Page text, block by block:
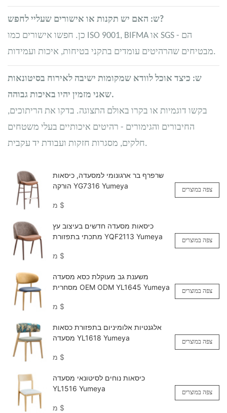
ש: האם יש תקנות או אישורים שעליי לחפש?
כן. חפשו אישורים כמו ISO 9001, BIFMA או SGS - הם
מבטיחים שהרהיטים עומדים בתקני בטיחות, איכות ועמידות.
ש: כיצד אוכל לוודא שמקומות ישיבה לאירוח בסיטונאות
שאני מזמין יהיו באיכות גבוהה.
בקשו דוגמיות או בקרו באולם התצוגה. בדקו את הריתוכים,
החיבורים והגימורים - רהיטים איכותיים בעלי משטחים
חלקים, מסגרות חזקות ועבודת יד עקבית.
שרפרף בר ארגונומי למסעדה, כיסאות
הורקה YG7316 Yumeya
$
צפה במוצרים
כיסאות מסעדה חדשים בעיצוב עץ
מתכתי בתפזורת YQF2113 Yumeya
$
צפה במוצרים
משענת גב מעוקלת כסא מסעדה
מסחרית OEM ODM YL1645 Yumeya
$
צפה במוצרים
אלגנטיות אלומיניום בתפזורת כסאות
מסעדה YL1618 Yumeya
$
צפה במוצרים
כיסאות נוחים לסיטונאי מסעדה
YL1516 Yumeya
$
צפה במוצרים